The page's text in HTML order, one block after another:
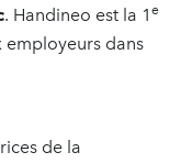
. Handineo est la 1 e
dans
de la